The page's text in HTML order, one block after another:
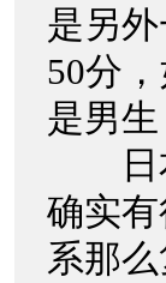
是另
50分
是男生
日本
确实
系那